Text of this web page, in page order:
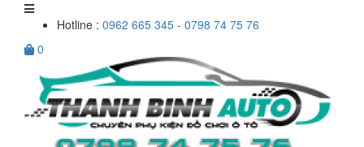
Hotline : 0962 665 345 - 0798 74 75 76
0